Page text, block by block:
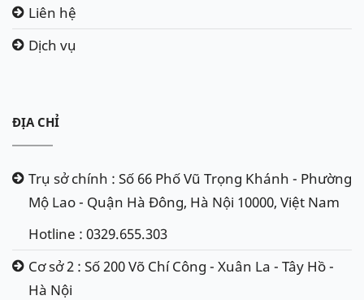
Liên hệ
Dịch vụ
ĐỊA CHỈ
Trụ sở chính : Số 66 Phố Vũ Trọng Khánh - Phường
Mộ Lao - Quận Hà Đông, Hà Nội 10000, Việt Nam
Hotline : 0329.655.303
Cơ sở 2 : Số 200 Võ Chí Công - Xuân La - Tây Hồ -
Hà Nội